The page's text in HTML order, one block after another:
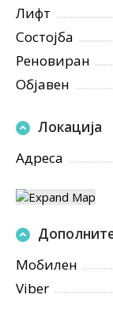
Лифт
Состојба
Реновиран
Објавен
Локација
Адреса
Мобилен
Viber